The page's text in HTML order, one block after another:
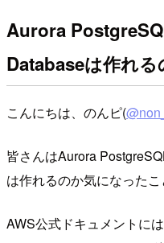
Aurora
Databaseは作れる
こんにちは、のんピ(
皆さんはAurora
は作れるのか気になったこ
AWS公式ドキュメントに